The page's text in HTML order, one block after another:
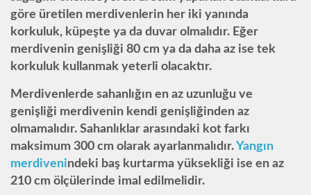
göre üretilen merdivenlerin her iki yanında
korkuluk, küpeşte ya da duvar olmalıdır. Eğer
merdivenin genişliği 80 cm ya da daha az ise tek
korkuluk kullanmak yeterli olacaktır.
Merdivenlerde sahanlığın en az uzunluğu ve
genişliği merdivenin kendi genişliğinden az
olmamalıdır. Sahanlıklar arasındaki kot farkı
maksimum 300 cm olarak ayarlanmalıdır.Yangın
merdivenindeki baş kurtarma yüksekliği ise en az
210 cm ölçülerinde imal edilmelidir.